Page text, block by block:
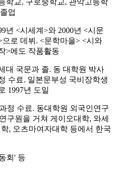
학교, 구로중학교, 관악고등학
업
년 <시세계>와 2000년 <시문
으로 데뷔. <문학마을> <시와
>에도 작품활동
대 국문과 졸. 동 대학원 박사
수료. 일본문부성 국비장학생
1997년 도일
정 수료. 동대학원 외국인연구
구원을 거쳐 게이오대학, 와세
, 오츠마여자대학 등에서 한국
회' 등